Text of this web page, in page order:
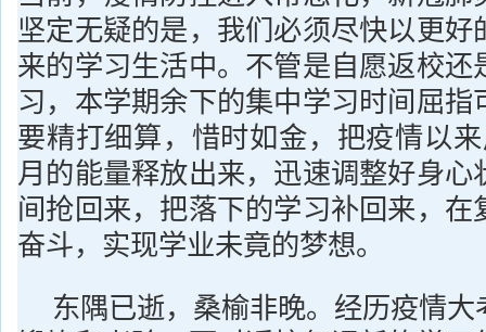
坚定无疑的是，我们必须尽快以更好
来的学习生活中。不管是自愿返校还
习，本学期余下的集中学习时间屈指
要精打细算，惜时如金，把疫情以
月的能量释放出来，迅速调整好身心
间抢回来，把落下的学习补回来，在
奋斗，实现学业未竟的梦想。
东隅已逝，桑榆非晚。经历疫情